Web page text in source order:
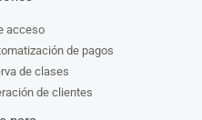
acceso
de pagos
de clases
de clientes